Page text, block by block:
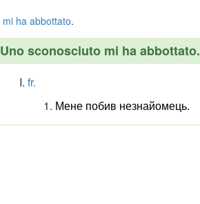
mi ha abbottato.
Uno sconosciuto mi ha abbottato.
fr.
Мене побив незнайомець.